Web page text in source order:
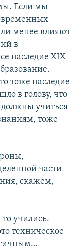
Если мы
менее влияют
в
наследие XIX
тоже наследие
в голову, что
учиться
тоже
части
скажем,
учились.
техническое